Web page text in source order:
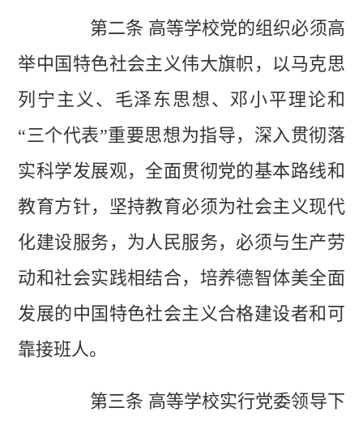
第二条 高等学校党的组织必须高
举中国特色社会主义伟大旗帜，以马克思
列宁主义、毛泽东思想、邓小平理论和
“三个代表”重要思想为指导，深入贯彻落
实科学发展观，全面贯彻党的基本路线和
教育方针，坚持教育必须为社会主义现代
化建设服务，为人民服务，必须与生产劳
动和社会实践相结合，培养德智体美全面
发展的中国特色社会主义合格建设者和可
靠接班人。
第三条 高等学校实行党委领导下